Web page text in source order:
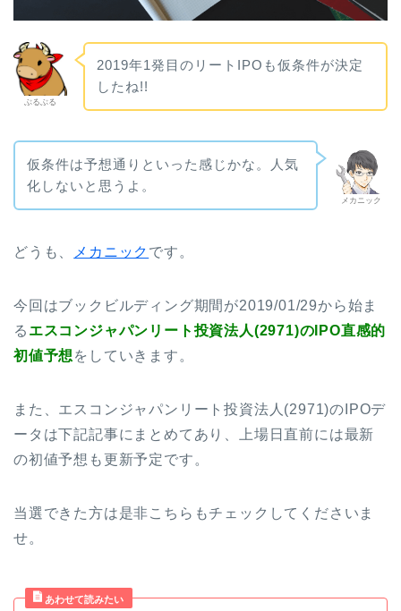
ぶるぶる
2019年1発目のリートIPOも仮条件が決定
したね!!
メカニック
仮条件は予想通りといった感じかな。人気
化しないと思うよ。
どうも、 メカニック です。
今回はブックビルディング期間が2019/01/29から始ま
る エスコンジャパンリート投資法人(2971)のIPO直感的
初値予想 をしていきます。
また、エスコンジャパンリート投資法人(2971)のIPOデ
ータは下記記事にまとめてあり、上場日直前には最新
の初値予想も更新予定です。
当選できた方は是非こちらもチェックしてくださいま
せ。